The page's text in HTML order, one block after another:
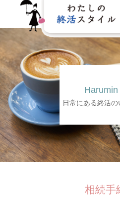
Harumin
日常にある終活の
相続手
わたしの終活スタイルとは
事業概要
事業内容
メディア